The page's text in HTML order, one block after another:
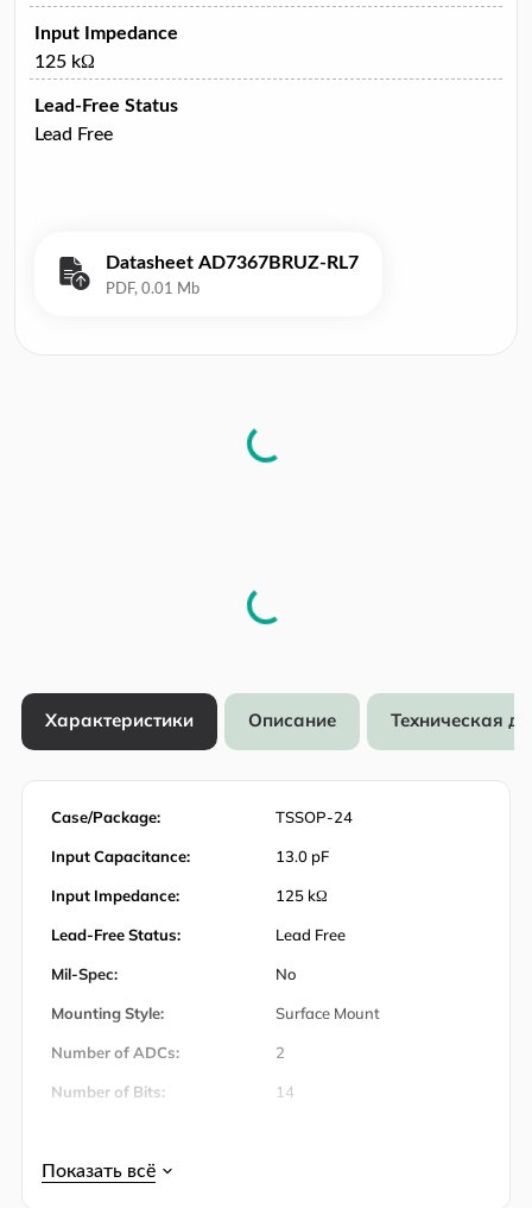
Input Impedance
125 kΩ
Lead-Free Status
Lead Free
Datasheet AD7367BRUZ-RL7
Характеристики Описание Техническая
Case/Package: TSSOP-24
Input Capacitance: 13.0 pF
Input Impedance: 125 kΩ
Lead-Free Status: Lead Free
Mil-Spec: No
Mounting Style: Surface Mount
Number of ADCs: 2
Number of Bits: 14
Number of Circuits: